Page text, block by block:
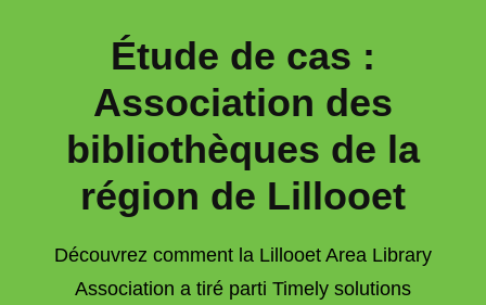
Étude de cas :
Association des
bibliothèques de la
région de Lillooet
Découvrez comment la Lillooet Area Library
Association a tiré parti Timely solutions